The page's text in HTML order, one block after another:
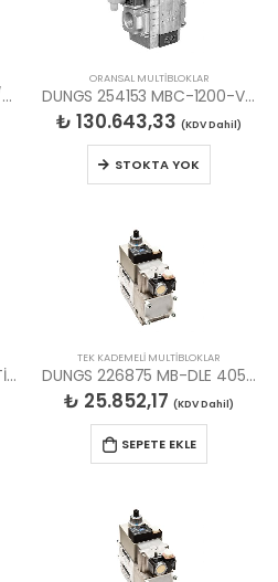
DUNGS 222342 MBC300 3/4″ORANSAL M. BLOK BAĞ.FLANŞI
ORANSAL MULTİBLOKLAR
DUNGS 254153 MBC-1200-VEF DN50 ORANSAL MULTİBLOK
₺ 130.643,33 (KDV Dahil)
STOKTA YOK
DUNGS 171690 1/2 MS MULTİBLOK BAĞLANTI FLANŞI
TEK KADEMELİ MULTİBLOKLAR
DUNGS 226875 MB-DLE 405 B01 S50 MULTIBLOK
₺ 25.852,17 (KDV Dahil)
SEPETE EKLE